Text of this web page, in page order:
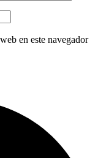
en este navegador